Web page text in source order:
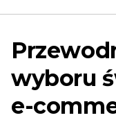
wyboru
e-